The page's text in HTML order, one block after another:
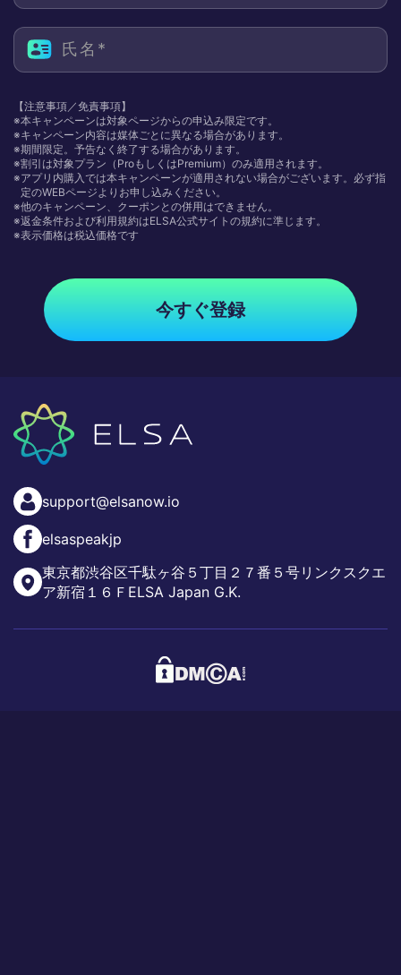
氏名*
【注意事項／免責事項】
※本キャンペーンは対象ページからの申込み限定です。
※キャンペーン内容は媒体ごとに異なる場合があります。
※期間限定。予告なく終了する場合があります。
※割引は対象プラン（ProもしくはPremium）のみ適用されます。
※アプリ内購入では本キャンペーンが適用されない場合がございます。必ず指
定のWEBページよりお申し込みください。
※他のキャンペーン、クーポンとの併用はできません。
※返金条件および利用規約はELSA公式サイトの規約に準じます。
※表示価格は税込価格です
今すぐ登録
support@elsanow.io
elsaspeakjp
東京都渋谷区千駄ヶ谷５丁目２７番５号リンクスクエ
ア新宿１６ＦELSA Japan G.K.